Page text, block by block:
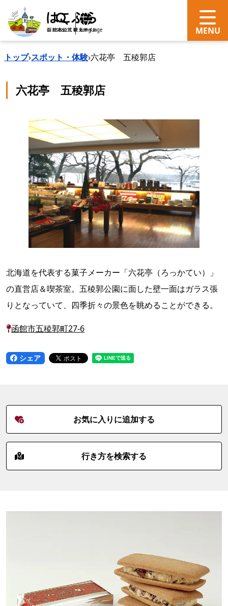
search Language
トップ›スポット・体験›六花亭 五稜郭店
六花亭 五稜郭店
北海道を代表する菓子メーカー「六花亭（ろっかてい）」
の直営店＆喫茶室。五稜郭公園に面した壁一面はガラス張
りとなっていて、四季折々の景色を眺めることができる。
函館市五稜郭町27-6
シェア
お気に入りに追加する
行き方を検索する